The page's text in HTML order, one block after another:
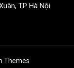
TP Hà Nội
Themes